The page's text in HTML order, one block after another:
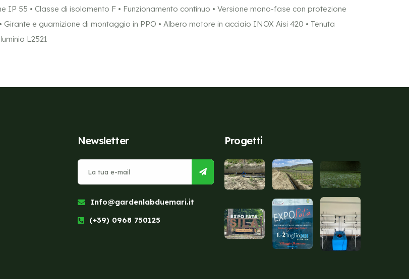
IP 55 • Classe di isolamento F • Funzionamento continuo • Versione mono-fase con protezione
e guarnizione di montaggio in PPO • Albero motore in acciaio INOX Aisi 420 • Tenuta
L2521
Newsletter
Info@gardenlabduemari.it
(+39) 0968 750125
Progetti